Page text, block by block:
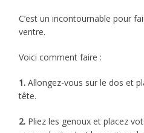
C’est un incontournable pour
ventre.
Voici comment faire :
1. Allongez-vous sur le dos et
tête.
2. Pliez les genoux et placez